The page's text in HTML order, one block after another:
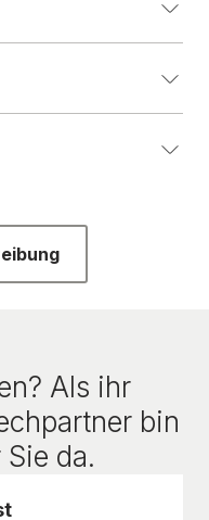
Als ihr
bin
da.